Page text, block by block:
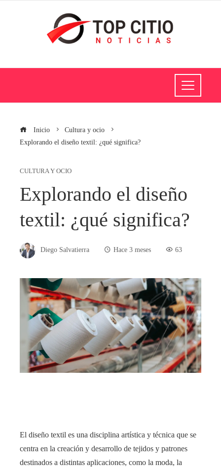
Inicio
Cultura y ocio
Explorando el diseño textil: ¿qué significa?
CULTURA Y OCIO
Explorando el diseño
textil: ¿qué significa?
Diego Salvatierra Hace 3 meses 63
El diseño textil es una disciplina artística y técnica que se
centra en la creación y desarrollo de tejidos y patrones
destinados a distintas aplicaciones, como la moda, la